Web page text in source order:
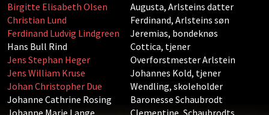
Birgitte Elisabeth Olsen
Augusta, Arlsteins datter
Christian Lund
Ferdinand, Arlsteins søn
Ferdinand Ludvig Lindgreen
Jeremias, bondeknøs
Hans Bull Rind
Cottica, tjener
Jens Stephan Heger
Overforstmester Arlstein
Jens William Kruse
Johannes Kold, tjener
Johan Christopher Due
Wendling, skoleholder
Johanne Cathrine Rosing
Baronesse Schaubrodt
Johanne Marie Lange
Clementine, Schaubrodts